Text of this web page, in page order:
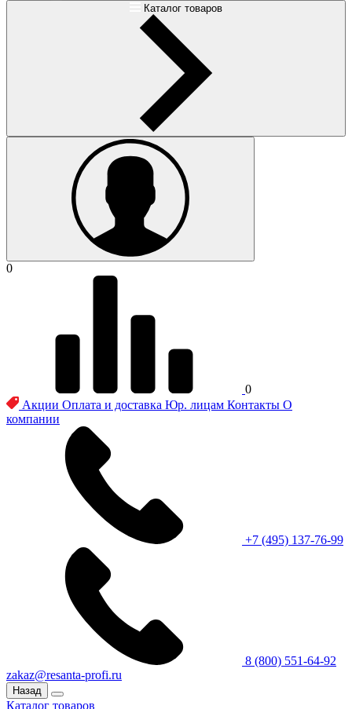
Каталог товаров
0
0
Акции Оплата и доставка Юр. лицам Контакты О
компании
+7 (495) 137-76-99
8 (800) 551-64-92
zakaz@resanta-profi.ru
Назад
Каталог товаров